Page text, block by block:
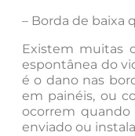
– Borda de baixa
Existem muitas
espontânea do
é o dano nas
em painéis, ou
ocorrem
enviado ou